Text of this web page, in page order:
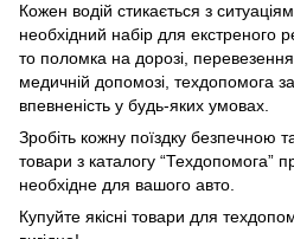
Кожен водій стикається з
необхідний набір для екстреного
то поломка на дорозі,
медичній допомозі, техдопомога
впевненість у будь-яких умовах.
Зробіть кожну поїздку
товари з каталогу “Техдопомога”
необхідне для вашого авто.
Купуйте якісні товари для